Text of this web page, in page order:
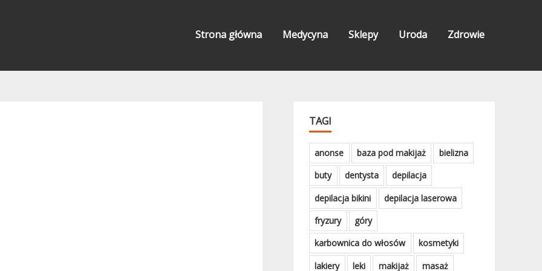
Strona główna Medycyna Sklepy Uroda Zdrowie
TAGI
anonse baza pod makijaż
bielizna
buty
dentysta
depilacja
depilacja bikini
depilacja laserowa
fryzury
góry
karbownica do włosów
kosmetyki
lakiery
leki makijaż
masaż